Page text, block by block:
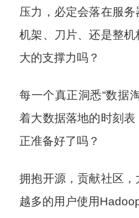
压力，必定会落在服务
机架、刀片、还是整
大的支撑力吗？
每一个真正洞悉“数据
着大数据落地的时刻
正准备好了吗？
拥抱开源，贡献社区
越多的用户使用